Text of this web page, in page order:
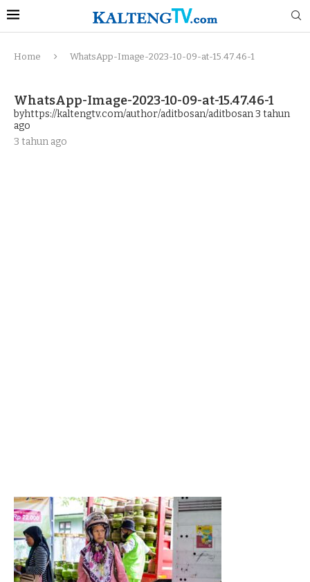
Home WhatsApp-Image-2023-10-09-at-15.47.46-1
WhatsApp-Image-2023-10-09-at-15.47.46-1
byhttps://kaltengtv.com/author/aditbosan/aditbosan3 tahun
ago
3 tahun ago